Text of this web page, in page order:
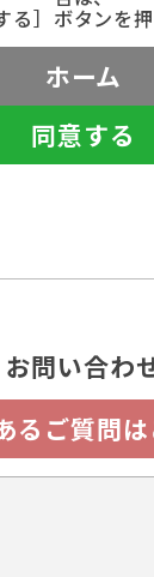
る］ボタンを押
ホーム
同意する
問い合わ
るご質問は